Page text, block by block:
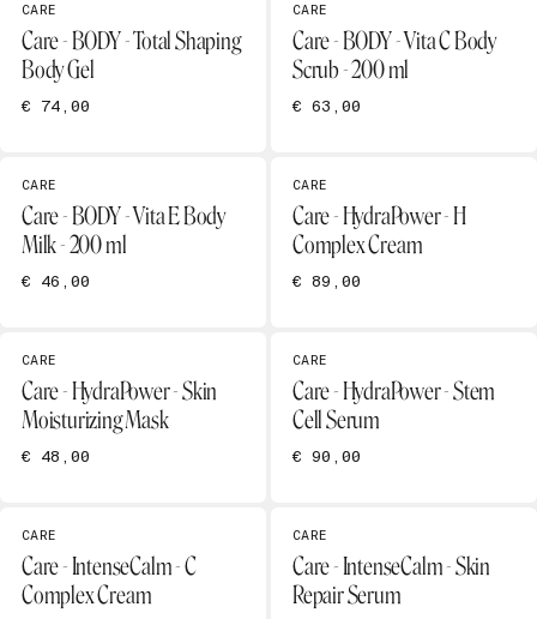
CARE
Care - BODY - Total Shaping
Body Gel
€ 74,00
CARE
Care - BODY - Vita C Body
Scrub - 200 ml
€ 63,00
CARE
Care - BODY - Vita E Body
Milk - 200 ml
€ 46,00
CARE
Care - HydraPower - H
Complex Cream
€ 89,00
CARE
Care - HydraPower - Skin
Moisturizing Mask
€ 48,00
CARE
Care - HydraPower - Stem
Cell Serum
€ 90,00
CARE
Care - IntenseCalm - C
Complex Cream
CARE
Care - IntenseCalm - Skin
Repair Serum